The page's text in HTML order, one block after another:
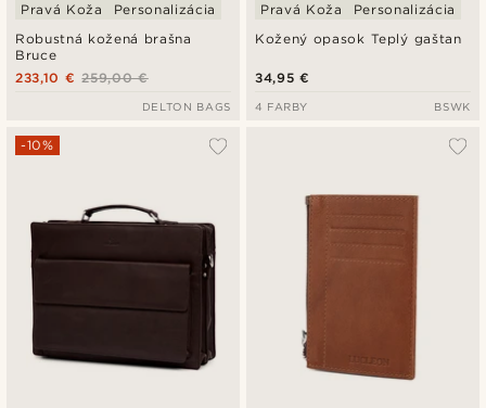
Robustná kožená brašna
Bruce
Pravá Koža Personalizácia
259,00 €
233,10 €
DELTON BAGS
Kožený opasok Teplý gaštan
Pravá Koža Personalizácia
34,95 €
4 FARBY BSWK
-10%